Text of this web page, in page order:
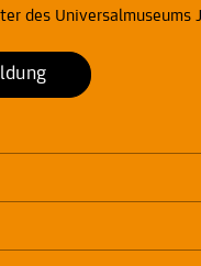
des Universalmuseums